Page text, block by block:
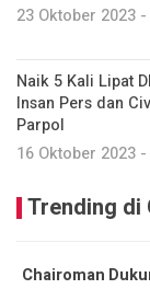
23 Oktober 2023 -
Naik 5 Kali Lipat
Insan Pers dan
Parpol
16 Oktober 2023 -
Trending di
Chairoman